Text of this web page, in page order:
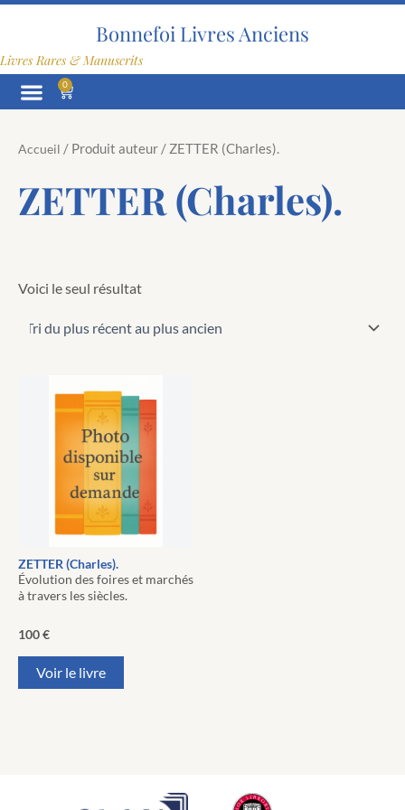
Aller
Bonnefoi Livres Anciens
Livres Rares & Manuscrits
0
Panier
Accueil / Produit auteur / ZETTER (Charles).
ZETTER (Charles).
Voici le seul résultat
ZETTER (Charles).
Évolution des foires et marchés
à travers les siècles.
100€
Voir le livre